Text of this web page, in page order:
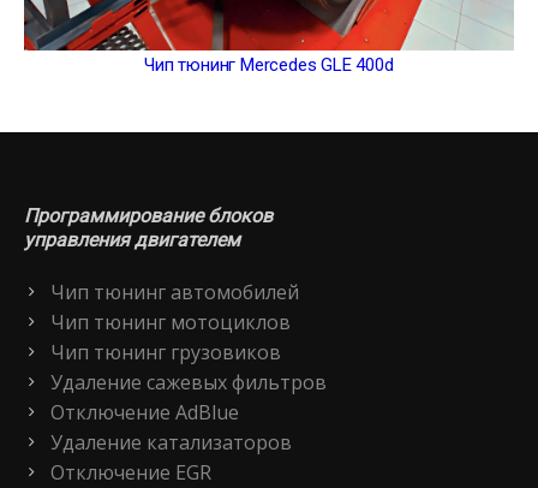
Чип тюнинг Mercedes GLE 400d
Программирование блоков
управления двигателем
Чип тюнинг автомобилей
Чип тюнинг мотоциклов
Чип тюнинг грузовиков
Удаление сажевых фильтров
Отключение AdBlue
Удаление катализаторов
Отключение EGR